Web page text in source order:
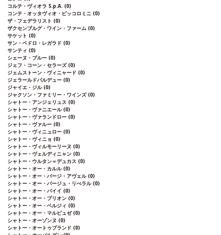
コルテ・ヴィオラ S.p.A. (0)
コンテ・オッタヴィオ・ピッコロミニ (0)
ザ・フェデラリスト (0)
ザクセンブルグ・ワイン・ファーム (0)
サケット (0)
サン・ペドロ・レガラド (0)
サンティ (0)
シェーヌ・ブルー (0)
ジェフ・コーン・セラーズ (0)
ジェムストーン・ヴィニャード (0)
ジェラールドパルデュー (0)
ジャイエ・ジル (0)
ジャクソン・ファミリー・ワインズ (0)
シャトー・アンジェリュス (0)
シャトー・ヴァニエール (0)
シャトー・ヴァランドロー (0)
シャトー・ヴァルー (0)
シャトー・ヴィニュロー (0)
シャトー・ヴィニョ (0)
シャトー・ヴィルモーリーヌ (0)
シャトー・ヴェルディニャン (0)
シャトー・ウルタン＝デュカス (0)
シャトー・オー・カルル (0)
シャトー・オー・バージ・アヴェル (0)
シャトー・オー・バージュ・リべラル (0)
シャトー・オー・バイイ (0)
シャトー・オー・ブリオン (0)
シャトー・オー・ベルジィ (0)
シャトー・オー・マルビュゼ (0)
シャトー・オーゾンヌ (0)
シャトー・オートゥブランド (0)